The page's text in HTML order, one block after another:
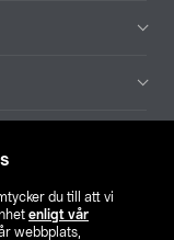
du till att vi
enligt vår
webbplats,